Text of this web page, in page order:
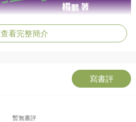
查看完整簡介
寫書評
暫無書評